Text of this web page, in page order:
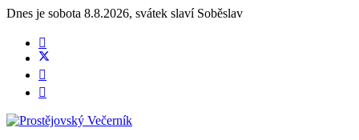
Dnes je sobota 8.8.2026, svátek slaví Soběslav